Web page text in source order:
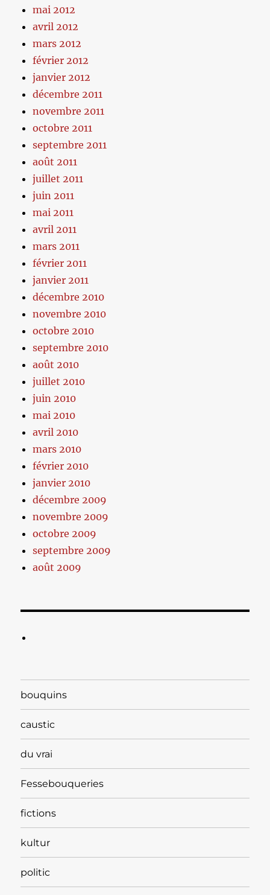
mai 2012
avril 2012
mars 2012
février 2012
janvier 2012
décembre 2011
novembre 2011
octobre 2011
septembre 2011
août 2011
juillet 2011
juin 2011
mai 2011
avril 2011
mars 2011
février 2011
janvier 2011
décembre 2010
novembre 2010
octobre 2010
septembre 2010
août 2010
juillet 2010
juin 2010
mai 2010
avril 2010
mars 2010
février 2010
janvier 2010
décembre 2009
novembre 2009
octobre 2009
septembre 2009
août 2009
bouquins
caustic
du vrai
Fessebouqueries
fictions
kultur
politic